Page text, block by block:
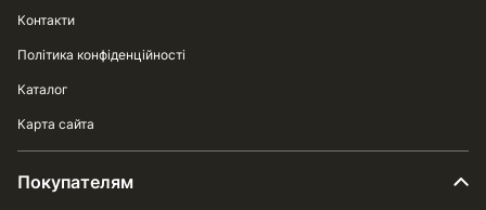
Контакти
Політика конфіденційності
Каталог
Карта сайта
Покупателям